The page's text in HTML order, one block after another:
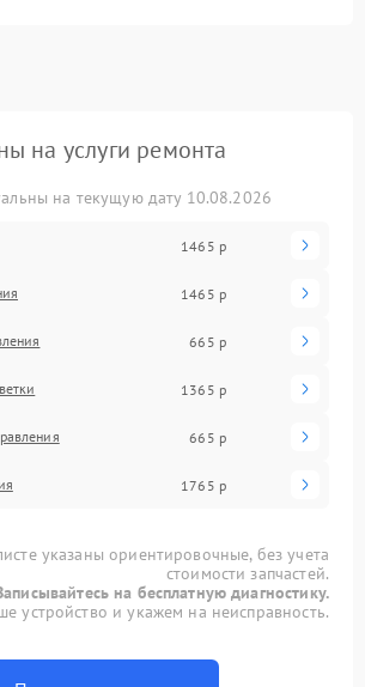
на услуги ремонта
на текущую дату 10.08.2026
1465 р
1465 р
665 р
1365 р
665 р
1765 р
указаны ориентировочные, без учета
стоимости запчастей.
на бесплатную диагностику.
устройство и укажем на неисправность.